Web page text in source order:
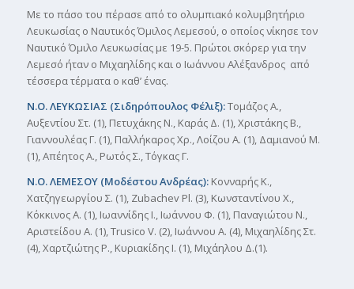
Με το πάσο του πέρασε από το ολυμπιακό κολυμβητήριο
Λευκωσίας ο Ναυτικός Όμιλος Λεμεσού, ο οποίος νίκησε τον
Ναυτικό Όμιλο Λευκωσίας με 19-5. Πρώτοι σκόρερ για την
Λεμεσό ήταν ο Μιχαηλίδης και ο Ιωάννου Αλέξανδρος από
τέσσερα τέρματα ο καθ’ ένας.
Ν.Ο. ΛΕΥΚΩΣΙΑΣ (Σιδηρόπουλος Φέλιξ):Τομάζος Α.,
Αυξεντίου Στ. (1), Πετυχάκης Ν., Καράς Δ. (1), Χριστάκης Β.,
Γιαννουλέας Γ. (1), Παλλήκαρος Χρ., Λοίζου Α. (1), Δαμιανού Μ.
(1), Απέητος Α., Ρωτός Σ., Τόγκας Γ.
Ν.Ο. ΛΕΜΕΣΟΥ (Μοδέστου Ανδρέας):Κονναρής Κ.,
Χατζηγεωργίου Σ. (1), Zubachev Pl. (3), Κωνσταντίνου Χ.,
Κόκκινος Α. (1), Ιωαννίδης Ι., Ιωάννου Φ. (1), Παναγιώτου Ν.,
Αριστείδου Α. (1), Trusico V. (2), Ιωάννου Α. (4), Μιχαηλίδης Στ.
(4), Χαρτζιώτης Ρ., Κυριακίδης Ι. (1), Μιχάηλου Δ.(1).